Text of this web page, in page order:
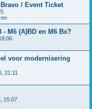
/ Event Ticket
M6 (A)BD en M6 Bx?
voor modernisering
21:11
15:07